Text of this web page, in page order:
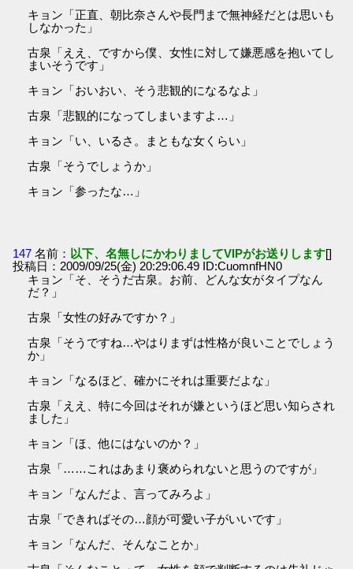
キョン「正直、朝比奈さんや長門まで無神経だとは思いも
しなかった」
古泉「ええ、ですから僕、女性に対して嫌悪感を抱いてし
まいそうです」
キョン「おいおい、そう悲観的になるなよ」
古泉「悲観的になってしまいますよ…」
キョン「い、いるさ。まともな女くらい」
古泉「そうでしょうか」
キョン「参ったな…」
147 名前： 以下、名無しにかわりましてVIPがお送りします[]
投稿日：2009/09/25(金) 20:29:06.49 ID:CuomnfHN0
キョン「そ、そうだ古泉。お前、どんな女がタイプなん
だ？」
古泉「女性の好みですか？」
古泉「そうですね…やはりまずは性格が良いことでしょう
か」
キョン「なるほど、確かにそれは重要だよな」
古泉「ええ、特に今回はそれが嫌というほど思い知らされ
ました」
キョン「ほ、他にはないのか？」
古泉「……これはあまり褒められないと思うのですが」
キョン「なんだよ、言ってみろよ」
古泉「できればその…顔が可愛い子がいいです」
キョン「なんだ、そんなことか」